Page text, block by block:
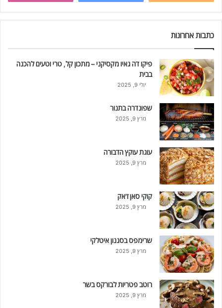
כתבות אחרונות
פיקו דה גאיו מקסיקני – מתכון קל, טרי וטעים להכנה
בבית
יולי 9, 2025
שפונדרה בתנור
מרץ 9, 2025
עוגת עוקץ הדבורה
מרץ 9, 2025
קוקי סאן ז'אק
מרץ 9, 2025
שרימפס בסגנון איטלקי
מרץ 9, 2025
רוטב פטריות לבורקס בשר
מרץ 9, 2025